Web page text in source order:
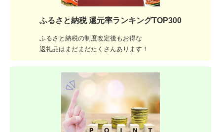
ふるさと納税 還元率ランキングTOP300
ふるさと納税の制度改定後もお得な
返礼品はまだまだたくさんあります！